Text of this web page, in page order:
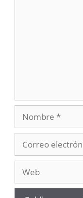
Nombre
electrónico